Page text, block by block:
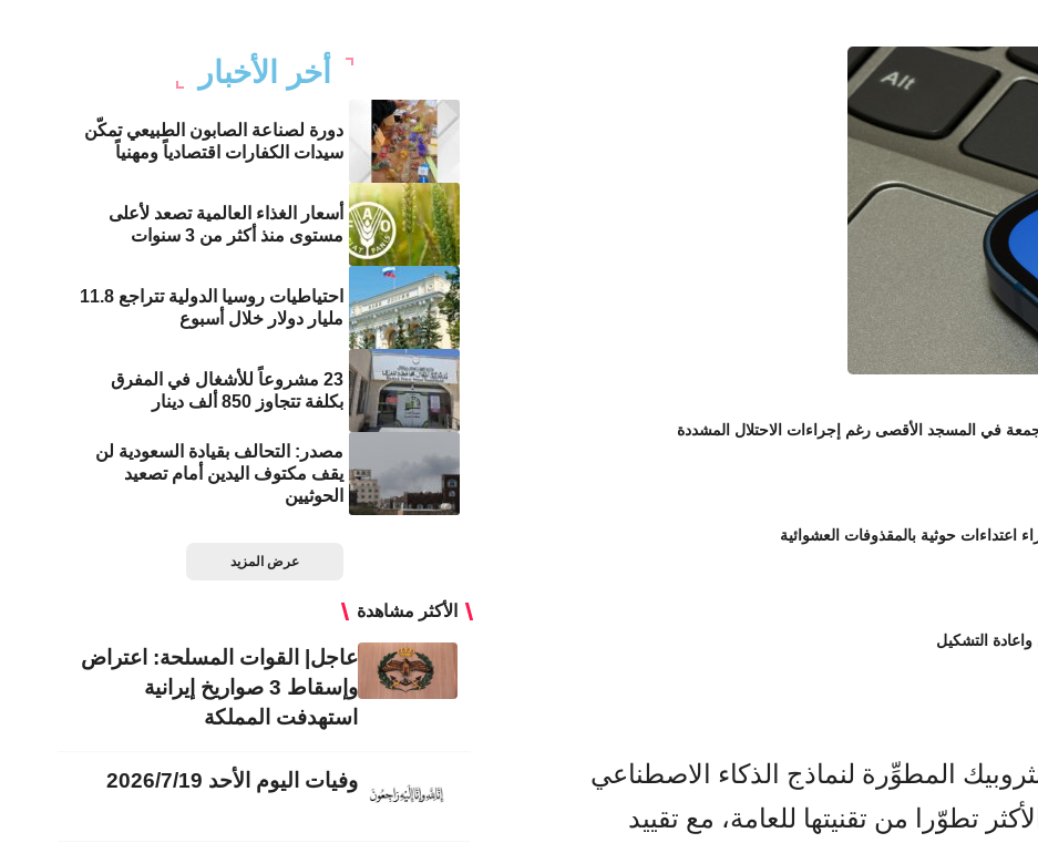
التشكيل
المطوِّرة لنماذج الذكاء الاصطناعي
تطوّرا من تقنيتها للعامة، مع تقييد
أخر الأخبار
دورة لصناعة الصابون الطبيعي تمكّن
سيدات الكفارات اقتصادياً ومهنياً
أسعار الغذاء العالمية تصعد لأعلى
مستوى منذ أكثر من 3 سنوات
احتياطيات روسيا الدولية تتراجع 11.8
مليار دولار خلال أسبوع
23 مشروعاً للأشغال في المفرق
بكلفة تتجاوز 850 ألف دينار
مصدر: التحالف بقيادة السعودية لن
يقف مكتوف اليدين أمام تصعيد
الحوثيين
عرض المزيد
الأكثر مشاهدة
عاجل| القوات المسلحة: اعتراض
وإسقاط 3 صواريخ إيرانية
استهدفت المملكة
وفيات اليوم الأحد 2026/7/19